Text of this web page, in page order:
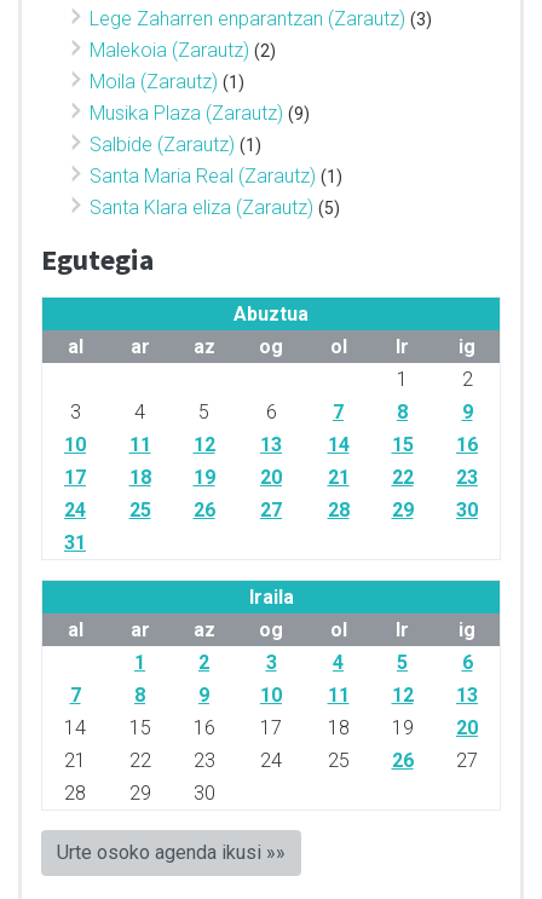
Lege Zaharren enparantzan (Zarautz) (3)
Malekoia (Zarautz) (2)
Moila (Zarautz) (1)
Musika Plaza (Zarautz) (9)
Salbide (Zarautz) (1)
Santa Maria Real (Zarautz) (1)
Santa Klara eliza (Zarautz) (5)
Egutegia
Abuztua
al
ar az og ol lr
ig
1
2
3
4 5 6 7 8
9
10
11 12 13 14 15
16
17
18 19 20 21 22
23
24
25 26 27 28 29
30
31
Iraila
al
ar az og ol lr
ig
1
2 3 4 5
6
7
8 9 10 11 12
13
14
15 16 17 18 19
20
21
22 23 24 25 26
27
28
29 30
Urte osoko agenda ikusi »»